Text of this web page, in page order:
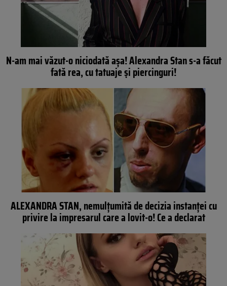
N-am mai văzut-o niciodată aşa! Alexandra Stan s-a făcut
fată rea, cu tatuaje şi piercinguri!
ALEXANDRA STAN, nemulţumită de decizia instanţei cu
privire la impresarul care a lovit-o! Ce a declarat